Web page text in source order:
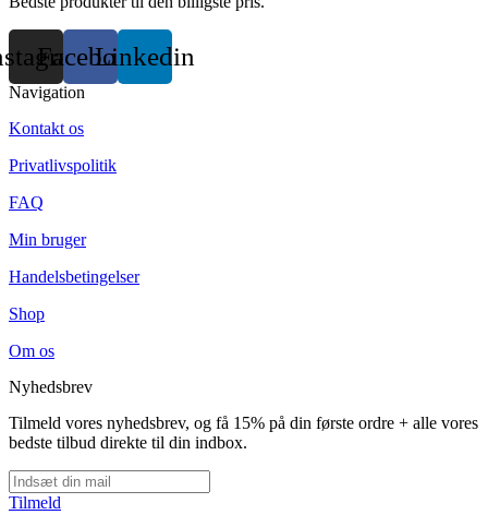
FacebookLinkedin
Navigation
Kontakt os
Privatlivspolitik
FAQ
Min bruger
Handelsbetingelser
Shop
Om os
Nyhedsbrev
Tilmeld vores nyhedsbrev, og få 15% på din første ordre + alle vores
bedste tilbud direkte til din indbox.
Tilmeld